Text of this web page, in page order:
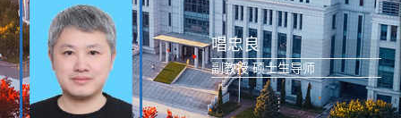
唱忠良
副教授 硕士生导师